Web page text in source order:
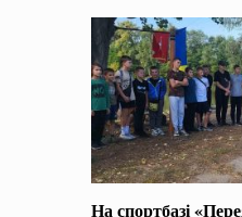
На спортбазі